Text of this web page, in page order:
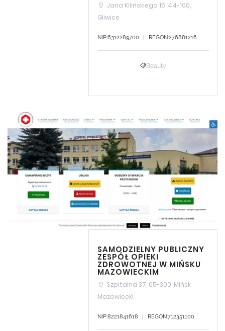
Jana Kilińskiego 15, 44-100,
Gliwice
NIP:6312289700 REGON:276881216
Beauty
SAMODZIELNY PUBLICZNY
ZESPÓŁ OPIEKI
ZDROWOTNEJ W MIŃSKU
MAZOWIECKIM
Szpitalna 37, 05-300, Mińsk
Mazowiecki
NIP:8221841618 REGON:712351100